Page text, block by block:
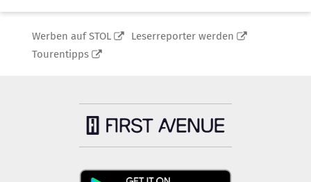
Werben auf STOL
Leserreporter werden
Tourentipps